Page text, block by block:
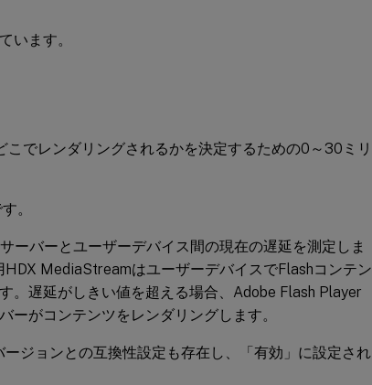
います。
でレンダリングされるかを決定するための0～30ミリ
。
ーバーとユーザーデバイス間の現在の遅延を測定しま
MediaStreamはユーザーデバイスでFlashコンテン
。遅延がしきい値を超える場合、Adobe Flash Player
ーがコンテンツをレンダリングします。
ジョンとの互換性設定も存在し、「有効」に設定され